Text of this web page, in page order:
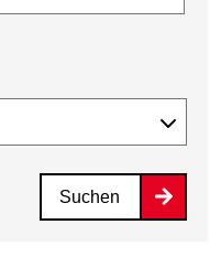
Suchen